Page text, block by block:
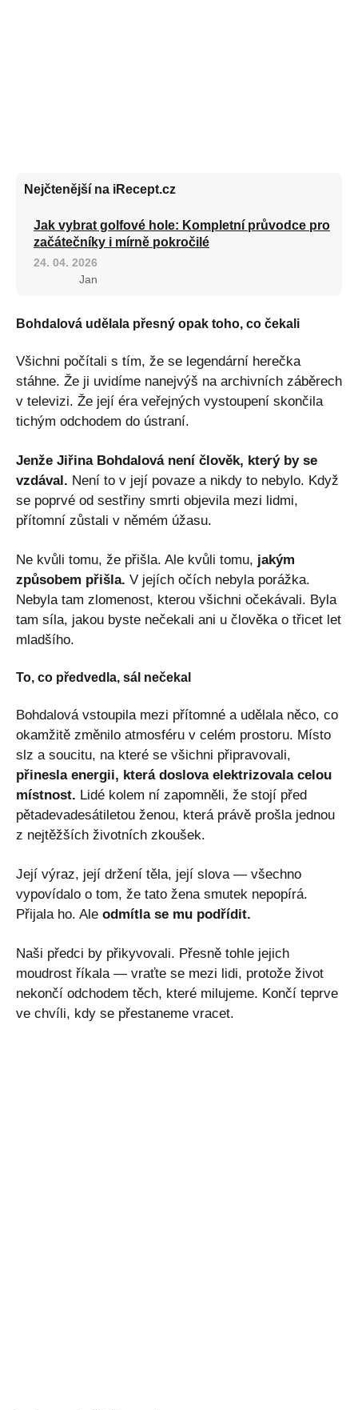
Nejčtenější na iRecept.cz
Jak vybrat golfové hole: Kompletní průvodce pro
začátečníky i mírně pokročilé
24. 04. 2026
Jan
Bohdalová udělala přesný opak toho, co čekali
Všichni počítali s tím, že se legendární herečka
stáhne. Že ji uvidíme nanejvýš na archivních záběrech
v televizi. Že její éra veřejných vystoupení skončila
tichým odchodem do ústraní.
Jenže Jiřina Bohdalová není člověk, který by se
vzdával. Není to v její povaze a nikdy to nebylo. Když
se poprvé od sestřiny smrti objevila mezi lidmi,
přítomní zůstali v němém úžasu.
Ne kvůli tomu, že přišla. Ale kvůli tomu, jakým
způsobem přišla. V jejích očích nebyla porážka.
Nebyla tam zlomenost, kterou všichni očekávali. Byla
tam síla, jakou byste nečekali ani u člověka o třicet let
mladšího.
To, co předvedla, sál nečekal
Bohdalová vstoupila mezi přítomné a udělala něco, co
okamžitě změnilo atmosféru v celém prostoru. Místo
slz a soucitu, na které se všichni připravovali,
přinesla energii, která doslova elektrizovala celou
místnost. Lidé kolem ní zapomněli, že stojí před
pětadevadesátiletou ženou, která právě prošla jednou
z nejtěžších životních zkoušek.
Její výraz, její držení těla, její slova — všechno
vypovídalo o tom, že tato žena smutek nepopírá.
Přijala ho. Ale odmítla se mu podřídit.
Naši předci by přikyvovali. Přesně tohle jejich
moudrost říkala — vraťte se mezi lidi, protože život
nekončí odchodem těch, které milujeme. Končí teprve
ve chvíli, kdy se přestaneme vracet.